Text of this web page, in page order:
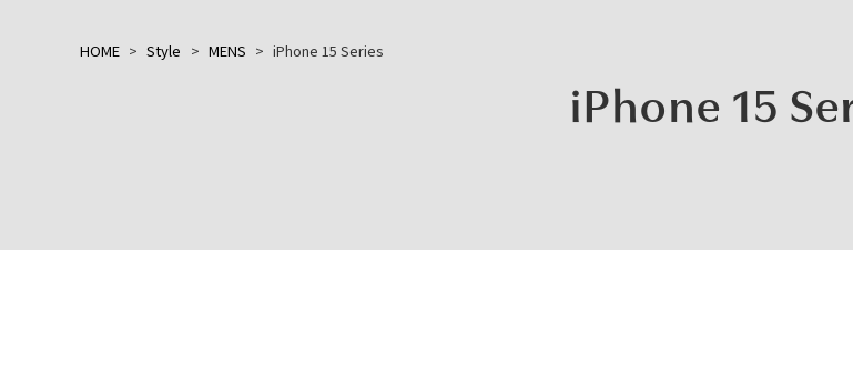
HOME Style MENS iPhone 15 Series
iPhone 15